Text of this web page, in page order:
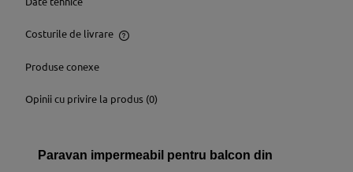
Costurile de livrare
Prețul nu include eventualele costuri aferente plăților
Produse conexe
Opinii cu privire la produs (0)
Paravan impermeabil pentru balcon din